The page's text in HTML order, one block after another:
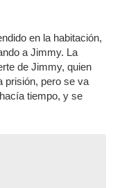
en la habitación,
a Jimmy. La
de Jimmy, quien
prisión, pero se va
tiempo, y se